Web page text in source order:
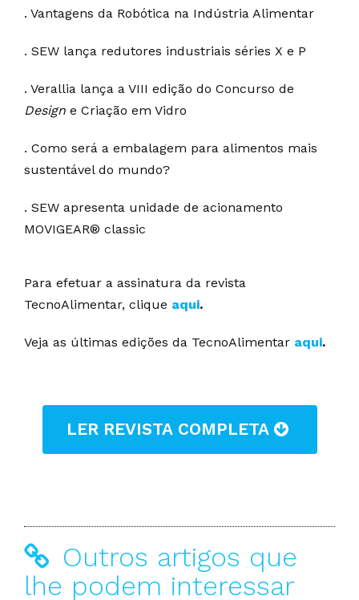
. Vantagens da Robótica na Indústria Alimentar
. SEW lança redutores industriais séries X e P
. Verallia lança a VIII edição do Concurso de
Design e Criação em Vidro
. Como será a embalagem para alimentos mais
sustentável do mundo?
. SEW apresenta unidade de acionamento
MOVIGEAR® classic
Para efetuar a assinatura da revista
TecnoAlimentar, clique aqui.
Veja as últimas edições da TecnoAlimentar aqui.
LER REVISTA COMPLETA
Outros artigos que
lhe podem interessar